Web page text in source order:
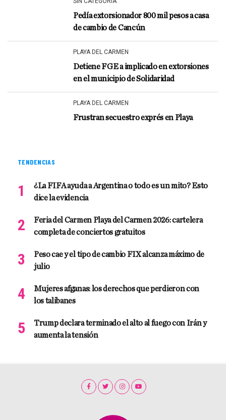
Pedía extorsionador 800 mil pesos a casa
de cambio de Cancún
PLAYA DEL CARMEN
Detiene FGE a implicado en extorsiones
en el municipio de Solidaridad
PLAYA DEL CARMEN
Frustran secuestro exprés en Playa
TENDENCIAS
¿La FIFA ayuda a Argentina o todo es un mito? Esto
dice la evidencia
Feria del Carmen Playa del Carmen 2026: cartelera
completa de conciertos gratuitos
Peso cae y el tipo de cambio FIX alcanza máximo de
julio
Mujeres afganas: los derechos que perdieron con
los talibanes
Trump declara terminado el alto al fuego con Irán y
aumenta la tensión